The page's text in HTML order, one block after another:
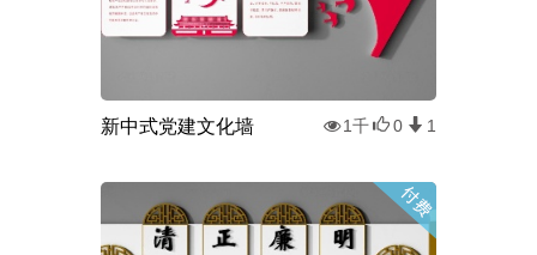
新中式党建文化墙 1千 0 1